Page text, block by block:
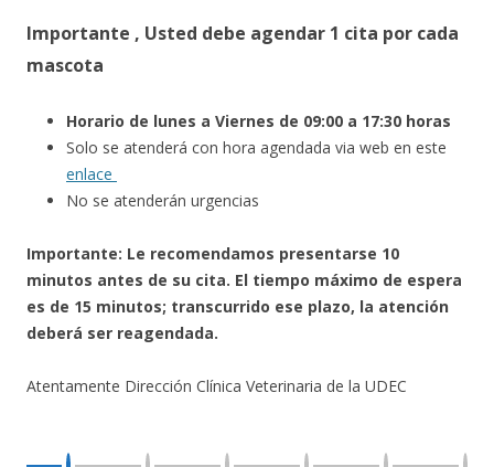
Importante , Usted debe agendar 1 cita por cada
mascota
Horario de lunes a Viernes de 09:00 a 17:30 horas
Solo se atenderá con hora agendada via web en este
enlace
No se atenderán urgencias
Importante: Le recomendamos presentarse 10
minutos antes de su cita. El tiempo máximo de espera
es de 15 minutos; transcurrido ese plazo, la atención
deberá ser reagendada.
Atentamente Dirección Clínica Veterinaria de la UDEC